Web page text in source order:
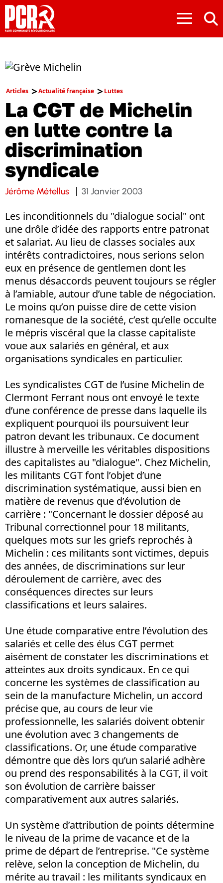
≡
Articles Actualité française Luttes
La CGT de Michelin
en lutte contre la
discrimination
syndicale
Jérôme Métellus 31 Janvier 2003
Les inconditionnels du "dialogue social" ont
une drôle d’idée des rapports entre patronat
et salariat. Au lieu de classes sociales aux
intérêts contradictoires, nous serions selon
eux en présence de gentlemen dont les
menus désaccords peuvent toujours se régler
à l’amiable, autour d’une table de négociation.
Le moins qu’on puisse dire de cette vision
romanesque de la société, c’est qu’elle occulte
le mépris viscéral que la classe capitaliste
voue aux salariés en général, et aux
organisations syndicales en particulier.
Les syndicalistes CGT de l’usine Michelin de
Clermont Ferrant nous ont envoyé le texte
d’une conférence de presse dans laquelle ils
expliquent pourquoi ils poursuivent leur
patron devant les tribunaux. Ce document
illustre à merveille les véritables dispositions
des capitalistes au "dialogue". Chez Michelin,
les militants CGT font l’objet d’une
discrimination systématique, aussi bien en
matière de revenus que d’évolution de
carrière : "Concernant le dossier déposé au
Tribunal correctionnel pour 18 militants,
quelques mots sur les griefs reprochés à
Michelin : ces militants sont victimes, depuis
des années, de discriminations sur leur
déroulement de carrière, avec des
conséquences directes sur leurs
classifications et leurs salaires.
Une étude comparative entre l’évolution des
salariés et celle des élus CGT permet
aisément de constater les discriminations et
atteintes aux droits syndicaux. En ce qui
concerne les systèmes de classification au
sein de la manufacture Michelin, un accord
précise que, au cours de leur vie
professionnelle, les salariés doivent obtenir
une évolution avec 3 changements de
classifications. Or, une étude comparative
démontre que dès lors qu’un salarié adhère
ou prend des responsabilités à la CGT, il voit
son évolution de carrière baisser
comparativement aux autres salariés.
Un système d’attribution de points détermine
le niveau de la prime de vacance et de la
prime de départ de l’entreprise. "Ce système
relève, selon la conception de Michelin, du
mérite au travail : les militants syndicaux en